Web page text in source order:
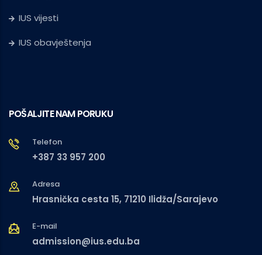
IUS vijesti
IUS obavještenja
POŠALJITE NAM PORUKU
Telefon
+387 33 957 200
Adresa
Hrasnička cesta 15, 71210 Ilidža/Sarajevo
E-mail
admission@ius.edu.ba